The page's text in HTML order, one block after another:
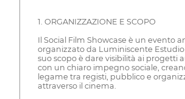
1. ORGANIZZAZIONE E SCOPO
Il Social Film Showcase è un evento
organizzato da Luminiscente Estudio
suo scopo è dare visibilità ai progetti
con un chiaro impegno sociale,
legame tra registi, pubblico e
attraverso il cinema.